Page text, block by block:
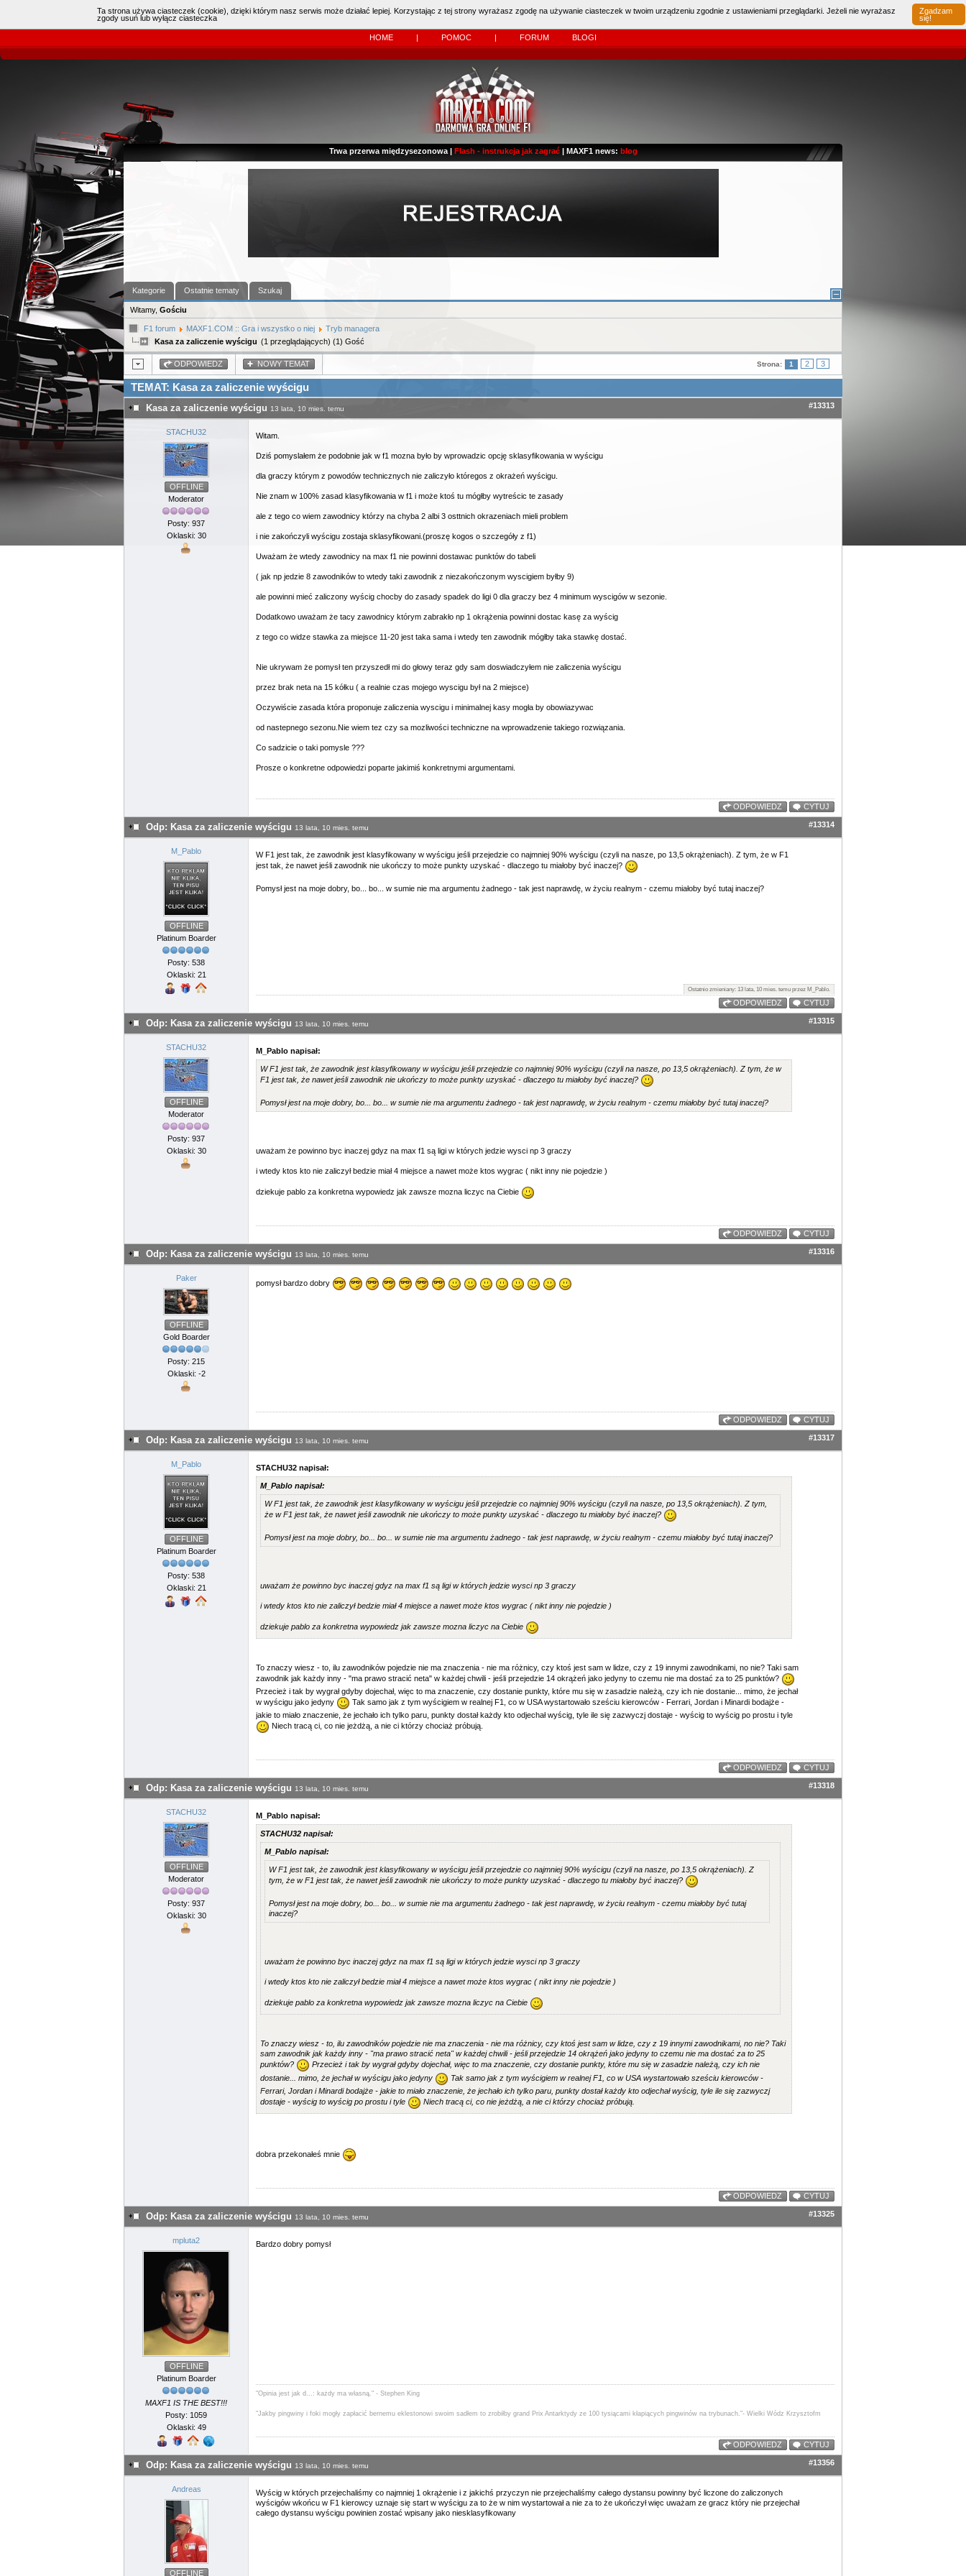
Pamiętaj mnie Haslo |
| Kierowcy:11483dzisiaj: (0)
Online:3(czat)
HOME | POMOC | FORUM BLOGI
Trwa przerwa międzysezonowa | Flash - instrukcja jak zagrać| MAXF1 news: blog
Kategorie Ostatnie tematy Szukaj
Witamy, Gościu
F1 forum MAXF1.COM :: Gra i wszystko o niej
Tryb managera
Kasa za zaliczenie wyścigu (1 przeglądających) (1) Gość
ODPOWIEDZ NOWY TEMAT Strona: 1 2 3
TEMAT: Kasa za zaliczenie wyścigu
Kasa za zaliczenie wyścigu 13 lata, 10 mies. temu #13313
STACHU32
OFFLINE
Moderator
Posty: 937
Oklaski: 30
Witam.
Dziś pomyslałem że podobnie jak w f1 mozna było by wprowadzic opcję sklasyfikowania w wyścigu
dla graczy którym z powodów technicznych nie zaliczyło któregos z okrażeń wyścigu.
Nie znam w 100% zasad klasyfikowania w f1 i może ktoś tu mógłby wytreścic te zasady
ale z tego co wiem zawodnicy którzy na chyba 2 albi 3 osttnich okrazeniach mieli problem
i nie zakończyli wyścigu zostaja sklasyfikowani.(proszę kogos o szczegóły z f1)
Uważam że wtedy zawodnicy na max f1 nie powinni dostawac punktów do tabeli
( jak np jedzie 8 zawodników to wtedy taki zawodnik z niezakończonym wyscigiem byłby 9)
ale powinni mieć zaliczony wyścig chocby do zasady spadek do ligi 0 dla graczy bez 4 minimum wyscigów w sezonie.
Dodatkowo uważam że tacy zawodnicy którym zabrakło np 1 okrążenia powinni dostac kasę za wyścig
z tego co widze stawka za miejsce 11-20 jest taka sama i wtedy ten zawodnik mógłby taka stawkę dostać.
Nie ukrywam że pomysł ten przyszedł mi do głowy teraz gdy sam doswiadczyłem nie zaliczenia wyścigu
przez brak neta na 15 kółku ( a realnie czas mojego wyscigu był na 2 miejsce)
Oczywiście zasada która proponuje zaliczenia wyscigu i minimalnej kasy mogła by obowiazywac
od nastepnego sezonu.Nie wiem tez czy sa mozliwości techniczne na wprowadzenie takiego rozwiązania.
Co sadzicie o taki pomysle ???
Prosze o konkretne odpowiedzi poparte jakimiś konkretnymi argumentami.
ODPOWIEDZ CYTUJ
Odp: Kasa za zaliczenie wyścigu 13 lata, 10 mies. temu #13314
M_Pablo
OFFLINE
Platinum Boarder
Posty: 538
Oklaski: 21
W F1 jest tak, że zawodnik jest klasyfikowany w wyścigu jeśli przejedzie co najmniej 90% wyścigu (czyli na nasze, po 13,5 okrążeniach). Z tym, że w F1
jest tak, że nawet jeśli zawodnik nie ukończy to może punkty uzyskać - dlaczego tu miałoby być inaczej?
Pomysł jest na moje dobry, bo... bo... w sumie nie ma argumentu żadnego - tak jest naprawdę, w życiu realnym - czemu miałoby być tutaj inaczej?
Ostatnio zmieniany: 13 lata, 10 mies. temu przez M_Pablo.
ODPOWIEDZ CYTUJ
Odp: Kasa za zaliczenie wyścigu 13 lata, 10 mies. temu #13315
STACHU32
OFFLINE
Moderator
Posty: 937
Oklaski: 30
M_Pablo napisał:
W F1 jest tak, że zawodnik jest klasyfikowany w wyścigu jeśli przejedzie co najmniej 90% wyścigu (czyli na nasze, po 13,5 okrążeniach). Z tym, że w
F1 jest tak, że nawet jeśli zawodnik nie ukończy to może punkty uzyskać - dlaczego tu miałoby być inaczej?
Pomysł jest na moje dobry, bo... bo... w sumie nie ma argumentu żadnego - tak jest naprawdę, w życiu realnym - czemu miałoby być tutaj inaczej?
uważam że powinno byc inaczej gdyz na max f1 są ligi w których jedzie wysci np 3 graczy
i wtedy ktos kto nie zaliczył bedzie miał 4 miejsce a nawet może ktos wygrac ( nikt inny nie pojedzie )
dziekuje pablo za konkretna wypowiedz jak zawsze mozna liczyc na Ciebie
ODPOWIEDZ CYTUJ
Odp: Kasa za zaliczenie wyścigu 13 lata, 10 mies. temu #13316
Paker
OFFLINE
Gold Boarder
Posty: 215
Oklaski: -2
pomysł bardzo dobry
ODPOWIEDZ CYTUJ
Odp: Kasa za zaliczenie wyścigu 13 lata, 10 mies. temu #13317
M_Pablo
OFFLINE
Platinum Boarder
Posty: 538
Oklaski: 21
STACHU32 napisał:
M_Pablo napisał:
W F1 jest tak, że zawodnik jest klasyfikowany w wyścigu jeśli przejedzie co najmniej 90% wyścigu (czyli na nasze, po 13,5 okrążeniach). Z tym,
że w F1 jest tak, że nawet jeśli zawodnik nie ukończy to może punkty uzyskać - dlaczego tu miałoby być inaczej?
Pomysł jest na moje dobry, bo... bo... w sumie nie ma argumentu żadnego - tak jest naprawdę, w życiu realnym - czemu miałoby być tutaj inaczej?
uważam że powinno byc inaczej gdyz na max f1 są ligi w których jedzie wysci np 3 graczy
i wtedy ktos kto nie zaliczył bedzie miał 4 miejsce a nawet może ktos wygrac ( nikt inny nie pojedzie )
dziekuje pablo za konkretna wypowiedz jak zawsze mozna liczyc na Ciebie
To znaczy wiesz - to, ilu zawodników pojedzie nie ma znaczenia - nie ma różnicy, czy ktoś jest sam w lidze, czy z 19 innymi zawodnikami, no nie? Taki sam
zawodnik jak każdy inny - "ma prawo stracić neta" w każdej chwili - jeśli przejedzie 14 okrążeń jako jedyny to czemu nie ma dostać za to 25 punktów?
Przecież i tak by wygrał gdyby dojechał, więc to ma znaczenie, czy dostanie punkty, które mu się w zasadzie należą, czy ich nie dostanie... mimo, że jechał
w wyścigu jako jedyny
Tak samo jak z tym wyścigiem w realnej F1, co w USA wystartowało sześciu kierowców - Ferrari, Jordan i Minardi bodajże -
jakie to miało znaczenie, że jechało ich tylko paru, punkty dostał każdy kto odjechał wyścig, tyle ile się zazwyczj dostaje - wyścig to wyścig po prostu i tyle
Niech tracą ci, co nie jeżdżą, a nie ci którzy chociaż próbują.
ODPOWIEDZ CYTUJ
Odp: Kasa za zaliczenie wyścigu 13 lata, 10 mies. temu #13318
STACHU32
OFFLINE
Moderator
Posty: 937
Oklaski: 30
M_Pablo napisał:
STACHU32 napisał:
M_Pablo napisał:
W F1 jest tak, że zawodnik jest klasyfikowany w wyścigu jeśli przejedzie co najmniej 90% wyścigu (czyli na nasze, po 13,5 okrążeniach). Z
tym, że w F1 jest tak, że nawet jeśli zawodnik nie ukończy to może punkty uzyskać - dlaczego tu miałoby być inaczej?
Pomysł jest na moje dobry, bo... bo... w sumie nie ma argumentu żadnego - tak jest naprawdę, w życiu realnym - czemu miałoby być tutaj
inaczej?
uważam że powinno byc inaczej gdyz na max f1 są ligi w których jedzie wysci np 3 graczy
i wtedy ktos kto nie zaliczył bedzie miał 4 miejsce a nawet może ktos wygrac ( nikt inny nie pojedzie )
dziekuje pablo za konkretna wypowiedz jak zawsze mozna liczyc na Ciebie
To znaczy wiesz - to, ilu zawodników pojedzie nie ma znaczenia - nie ma różnicy, czy ktoś jest sam w lidze, czy z 19 innymi zawodnikami, no nie? Taki
sam zawodnik jak każdy inny - "ma prawo stracić neta" w każdej chwili - jeśli przejedzie 14 okrążeń jako jedyny to czemu nie ma dostać za to 25
punktów?
Przecież i tak by wygrał gdyby dojechał, więc to ma znaczenie, czy dostanie punkty, które mu się w zasadzie należą, czy ich nie
dostanie... mimo, że jechał w wyścigu jako jedyny
Tak samo jak z tym wyścigiem w realnej F1, co w USA wystartowało sześciu kierowców -
Ferrari, Jordan i Minardi bodajże - jakie to miało znaczenie, że jechało ich tylko paru, punkty dostał każdy kto odjechał wyścig, tyle ile się zazwyczj
dostaje - wyścig to wyścig po prostu i tyle
Niech tracą ci, co nie jeżdżą, a nie ci którzy chociaż próbują.
dobra przekonałeś mnie
ODPOWIEDZ CYTUJ
Odp: Kasa za zaliczenie wyścigu 13 lata, 10 mies. temu #13325
mpluta2
OFFLINE
Platinum Boarder
MAXF1 IS THE BEST!!!
Posty: 1059
Oklaski: 49
Bardzo dobry pomysł
"Opinia jest jak d...: każdy ma własną." - Stephen King
"Jakby pingwiny i foki mogły zapłacić bernemu eklestonowi swoim sadłem to zrobiłby grand Prix Antarktydy ze 100 tysiącami kłapiących pingwinów na trybunach."- Wielki Wódz Krzysztofm
ODPOWIEDZ CYTUJ
Odp: Kasa za zaliczenie wyścigu 13 lata, 10 mies. temu #13356
Andreas
OFFLINE
Wyścig w których przejechaliśmy co najmniej 1 okrążenie i z jakichś przyczyn nie przejechaliśmy całego dystansu powinny być liczone do zaliczonych
wyścigów wkońcu w F1 kierowcy uznaje się start w wyścigu za to że w nim wystartował a nie za to że ukończył więc uważam ze gracz który nie przejechał
całego dystansu wyścigu powinien zostać wpisany jako niesklasyfikowany
Ta strona używa ciasteczek (cookie), dzięki którym nasz serwis może działać lepiej. Korzystając z tej strony wyrażasz zgodę na używanie ciasteczek w twoim urządzeniu zgodnie z ustawieniami przeglądarki. Jeżeli nie wyrażasz
zgody usuń lub wyłącz ciasteczka
Zgadzam
się!